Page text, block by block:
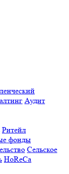
Аудит
Ритейл
фонды
Сельское
HoReCa